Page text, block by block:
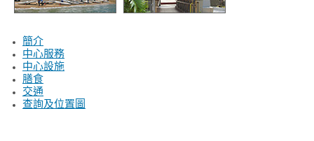
簡介
中心服務
中心設施
膳食
交通
查詢及位置圖